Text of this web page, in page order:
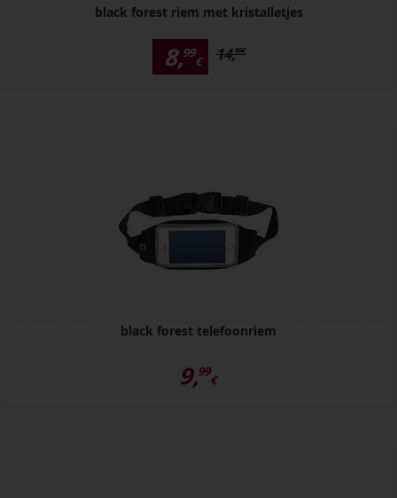
black forest riem met kristalletjes
8,99
€ 14,99€
black forest telefoonriem
9,99
€